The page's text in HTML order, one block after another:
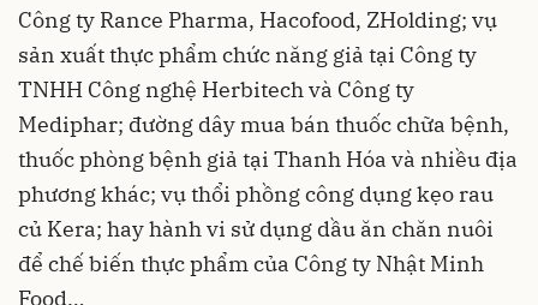
Công ty Rance Pharma, Hacofood, ZHolding; vụ
sản xuất thực phẩm chức năng giả tại Công ty
TNHH Công nghệ Herbitech và Công ty
Mediphar; đường dây mua bán thuốc chữa bệnh,
thuốc phòng bệnh giả tại Thanh Hóa và nhiều địa
phương khác; vụ thổi phồng công dụng kẹo rau
củ Kera; hay hành vi sử dụng dầu ăn chăn nuôi
để chế biến thực phẩm của Công ty Nhật Minh
Food…